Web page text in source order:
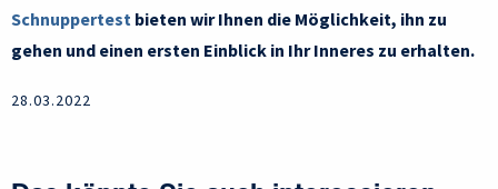
Schnuppertest bieten wir Ihnen die Möglichkeit, ihn zu
gehen und einen ersten Einblick in Ihr Inneres zu erhalten.
28.03.2022